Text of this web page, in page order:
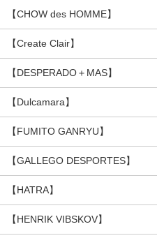
【CHOW des HOMME】
【Create Clair】
【DESPERADO＋MAS】
【Dulcamara】
【FUMITO GANRYU】
【GALLEGO DESPORTES】
【HATRA】
【HENRIK VIBSKOV】